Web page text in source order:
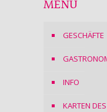
MENÜ
GESCHÄFTE
INFO
KARTEN